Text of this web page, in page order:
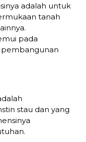
adalah untuk
tanah
pada
stau dan yang